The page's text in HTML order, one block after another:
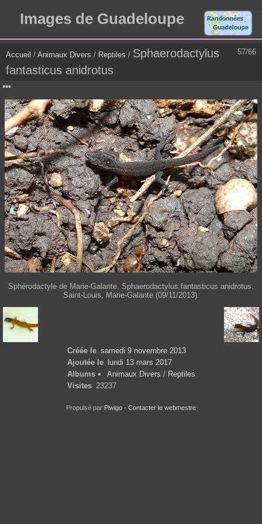
Images de Guadeloupe
57/66
Accueil / Animaux Divers / Reptiles / Sphaerodactylus
fantasticus anidrotus
Sphérodactyle de Marie-Galante. Sphaerodactylus fantasticus anidrotus.
Saint-Louis, Marie-Galante (09/11/2013).
Créée le samedi 9 novembre 2013
Ajoutée le
lundi 13 mars 2017
Albums
Animaux Divers / Reptiles
Visites 23237
Propulsé par Piwigo - Contacter le webmestre